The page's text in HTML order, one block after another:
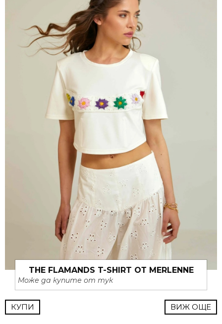
THE FLAMANDS T-SHIRT ОТ MERLENNE
Може да купите от тук
КУПИ ВИЖ ОЩЕ